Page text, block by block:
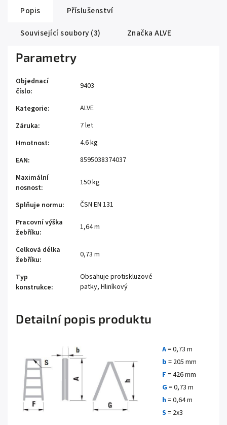
Popis
Příslušenství
Související soubory (3)
Značka ALVE
Detailní popis produktu
A= 0,73 m
b = 205 mm
F = 426 mm
G= 0,73 m
h= 0,64 m
S = 2x3
Parametry
Objednací
číslo:
9403
Kategorie:
ALVE
Záruka:
7 let
Hmotnost:
4.6 kg
EAN:
8595038374037
Maximální
nosnost:
150 kg
Splňuje normu:
ČSN EN 131
Pracovní výška
žebříku:
1,64 m
Celková délka
žebříku:
0,73 m
Typ
konstrukce:
Obsahuje protiskluzové
patky, Hliníkový